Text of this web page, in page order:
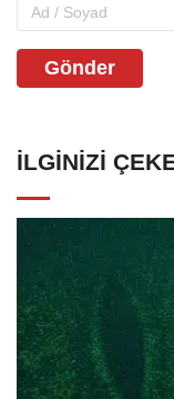
Gönder
İLGINIZI